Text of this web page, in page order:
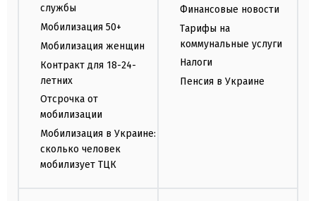
службы
Мобилизация 50+
Мобилизация женщин
Контракт для 18-24-
летних
Отсрочка от
мобилизации
Мобилизация в Украине:
сколько человек
мобилизует ТЦК
Финансовые новости
Тарифы на
коммунальные услуги
Налоги
Пенсия в Украине